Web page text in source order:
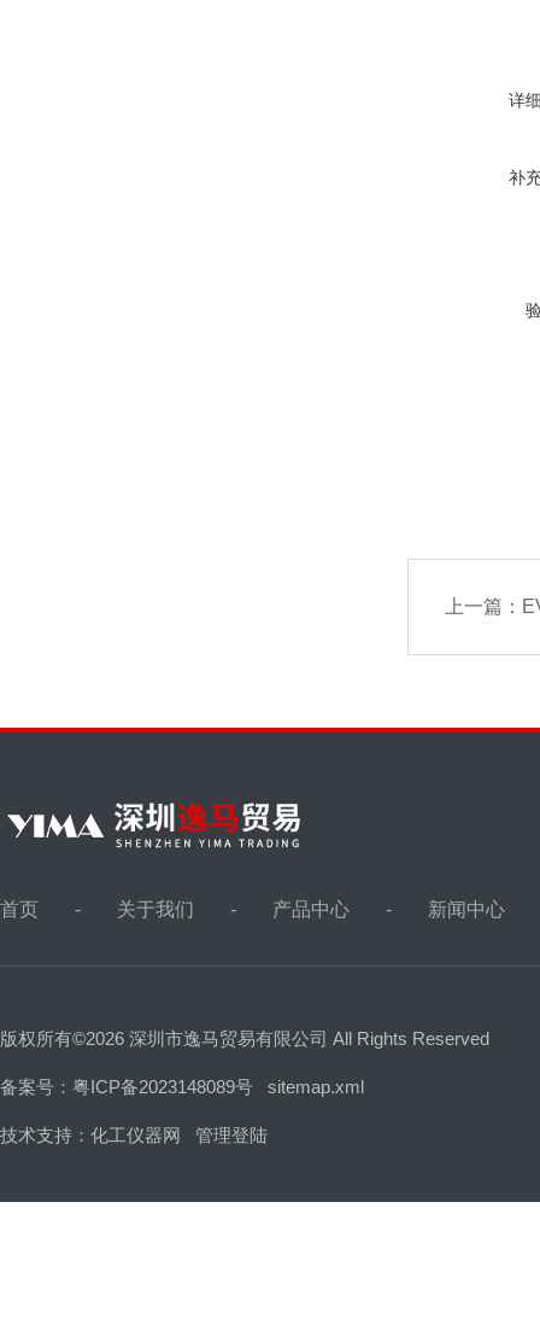
详
补
上一篇：
首页 关于我们 产品中心 新闻中心
版权所有©2026 深圳市逸马贸易有限公司 All Rights Reserved
备案号：粤ICP备2023148089号 sitemap.xml
技术支持： 化工仪器网 管理登陆